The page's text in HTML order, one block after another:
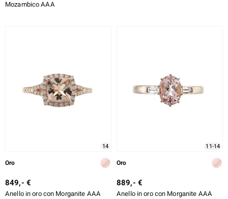
Mozambico AAA
14
Oro
849,- €
Anello in oro con Morganite AAA
11-14
Oro
889,- €
Anello in oro con Morganite AAA